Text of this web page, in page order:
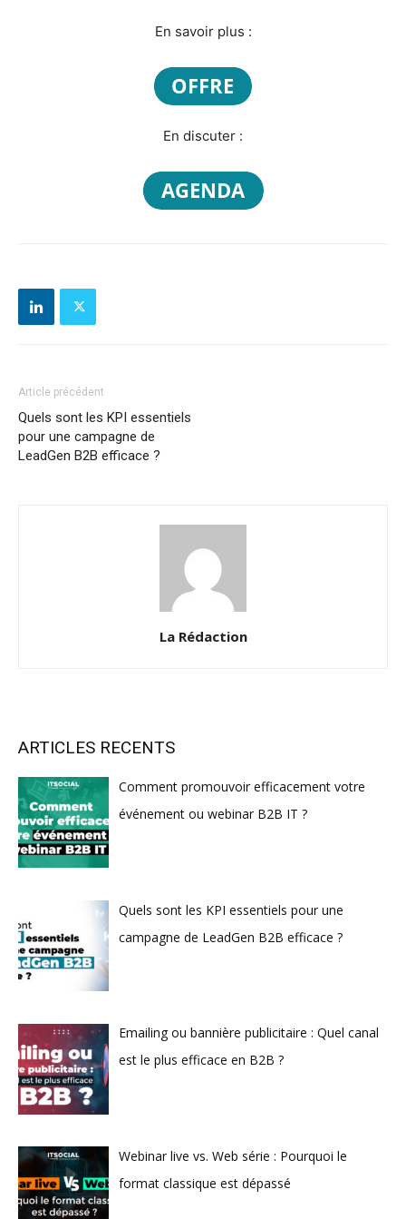
En savoir plus :
En discuter :
Article précédent
Quels sont les KPI essentiels
pour une campagne de
LeadGen B2B efficace ?
La Rédaction
ARTICLES RECENTS
Comment promouvoir efficacement votre
événement ou webinar B2B IT ?
Quels sont les KPI essentiels pour une
campagne de LeadGen B2B efficace ?
Emailing ou bannière publicitaire : Quel canal
est le plus efficace en B2B ?
Webinar live vs. Web série : Pourquoi le
format classique est dépassé